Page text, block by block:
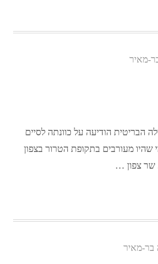
מאיר
הבריטית הודיעה על כוונתה לסיים
מעורבים בתקופת הטרור בצפון
שר צפון …
בר-מאיר